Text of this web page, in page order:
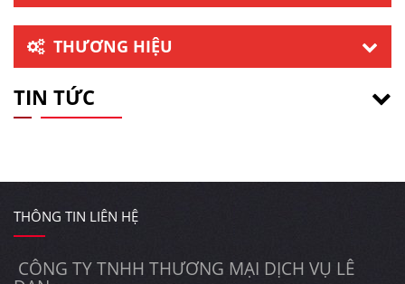
THƯƠNG HIỆU
TIN TỨC
THÔNG TIN LIÊN HỆ
CÔNG TY TNHH THƯƠNG MẠI DỊCH VỤ LÊ